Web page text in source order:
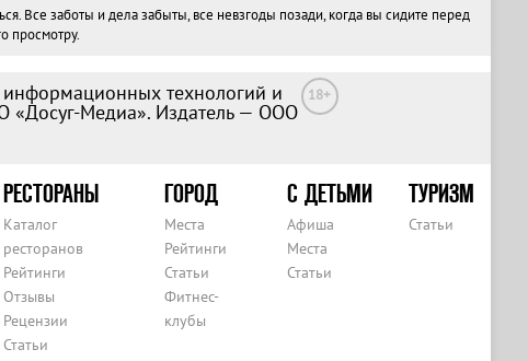
Все заботы и дела забыты, все невзгоды позади, когда вы сидите перед
просмотру.
информационных технологий и
«Досуг-Медиа». Издатель — ООО
18+
РЕСТОРАНЫ
Каталог
ресторанов
Рейтинги
Отзывы
Рецензии
Статьи
ГОРОД
Места
Рейтинги
Статьи
Фитнес-
клубы
С ДЕТЬМИ
Афиша
Места
Статьи
ТУРИЗМ
Статьи